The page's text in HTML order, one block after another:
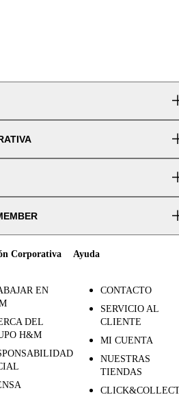
Corporativa
EN
DEL
H&M
Ayuda
CONTACTO
SERVICIO AL
CLIENTE
MI CUENTA
NUESTRAS
TIENDAS